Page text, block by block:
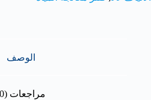
الوصف
مراجعات (0)